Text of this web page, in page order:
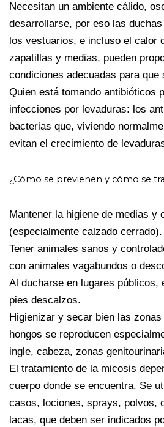
Necesitan un ambiente cálido,
desarrollarse, por eso las
los vestuarios, e incluso el calor
zapatillas y medias, pueden
condiciones adecuadas para que
Quien está tomando antibióticos
infecciones por levaduras: los
bacterias que, viviendo
evitan el crecimiento de
¿Cómo se previenen y cómo se
Mantener la higiene de medias y
(especialmente calzado cerrado).
Tener animales sanos y
con animales vagabundos o
Al ducharse en lugares públicos,
pies descalzos.
Higienizar y secar bien las
hongos se reproducen
ingle, cabeza, zonas
El tratamiento de la micosis
cuerpo donde se encuentra. Se
casos, lociones, sprays, polvos,
lacas, que deben ser indicados